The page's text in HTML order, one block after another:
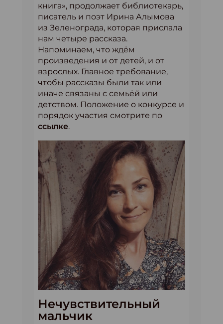
книга», продолжает библиотекарь,
писатель и поэт Ирина Алымова
из Зеленограда, которая прислала
нам четыре рассказа.
Напоминаем, что ждём
произведения и от детей, и от
взрослых. Главное требование,
чтобы рассказы были так или
иначе связаны с семьёй или
детством. Положение о конкурсе и
порядок участия смотрите по
ссылке.
Нечувствительный
мальчик